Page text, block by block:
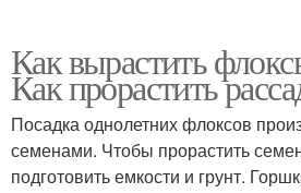
Как вырастить
Как прорастить
Посадка однолетних флоксов
семенами. Чтобы прорастить
подготовить емкости и грунт.